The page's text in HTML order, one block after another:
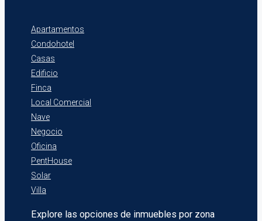
Apartamentos
Condohotel
Casas
Edificio
Finca
Local Comercial
Nave
Negocio
Oficina
PentHouse
Solar
Villa
Explore las opciones de inmuebles por zona